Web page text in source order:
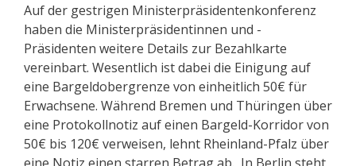
Auf der gestrigen Ministerpräsidentenkonferenz
haben die Ministerpräsidentinnen und -
Präsidenten weitere Details zur Bezahlkarte
vereinbart. Wesentlich ist dabei die Einigung auf
eine Bargeldobergrenze von einheitlich 50€ für
Erwachsene. Während Bremen und Thüringen über
eine Protokollnotiz auf einen Bargeld-Korridor von
50€ bis 120€ verweisen, lehnt Rheinland-Pfalz über